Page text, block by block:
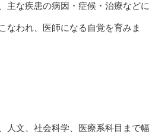
主な疾患の病因・症候・治療などに
なわれ、医師になる自覚を育みま
人文、社会科学、医療系科目まで幅